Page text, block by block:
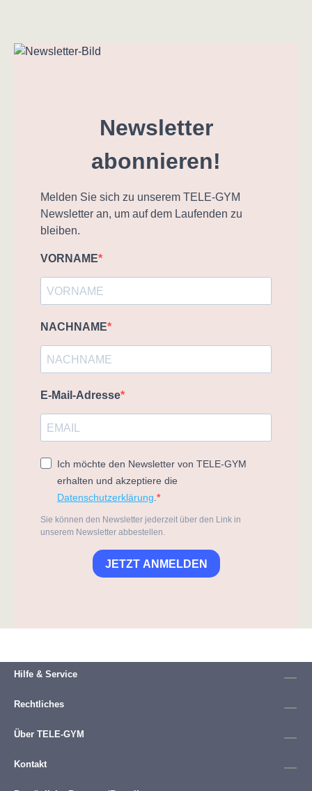
Newsletter
abonnieren!
Melden Sie sich zu unserem TELE-GYM
Newsletter an, um auf dem Laufenden zu
bleiben.
VORNAME
NACHNAME
E-Mail-Adresse
Ich möchte den Newsletter von TELE-GYM
erhalten und akzeptiere die
Datenschutzerklärung.
Sie können den Newsletter jederzeit über den Link in
unserem Newsletter abbestellen.
JETZT ANMELDEN
Hilfe & Service
Rechtliches
Über TELE-GYM
Kontakt